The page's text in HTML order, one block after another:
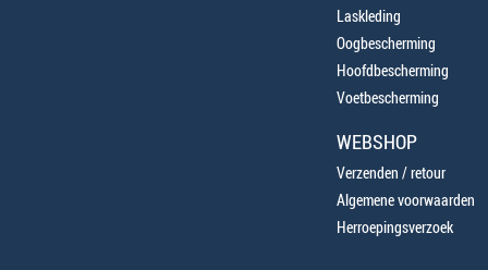
Laskleding
Oogbescherming
Hoofdbescherming
Voetbescherming
WEBSHOP
Verzenden / retour
Algemene voorwaarden
Herroepingsverzoek